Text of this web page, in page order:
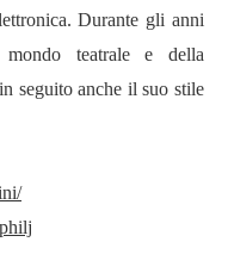
Durante gli anni
teatrale e della
in seguito anche il suo stile